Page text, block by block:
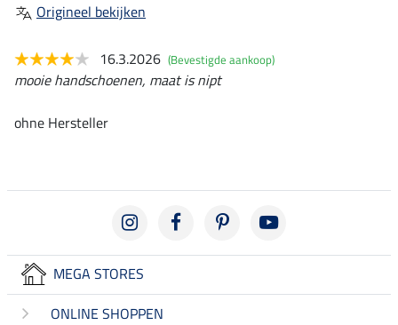
Origineel bekijken
16.3.2026 (Bevestigde aankoop)
mooie handschoenen, maat is nipt
ohne Hersteller
MEGA STORES
ONLINE SHOPPEN